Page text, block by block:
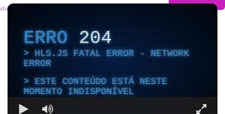
ERRO204
HLS.JS FATAL ERROR - NETWORK
ERROR
ESTE CONTEÚDO ESTÁ NESTE
MOMENTO INDISPONÍVEL